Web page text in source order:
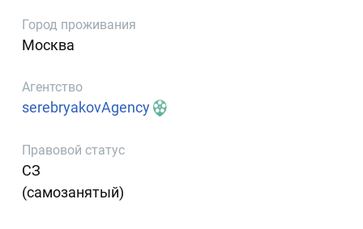
Город проживания
Москва
Агентство
serebryakovAgency
Правовой статус
СЗ
(самозанятый)